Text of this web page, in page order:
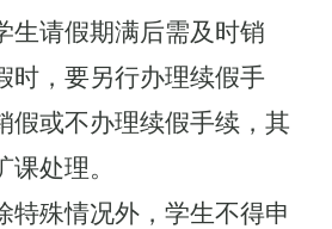
生请假期满后需及时销
时，要另行办理续假手
假或不办理续假手续，其
处理。
特殊情况外，学生不得申